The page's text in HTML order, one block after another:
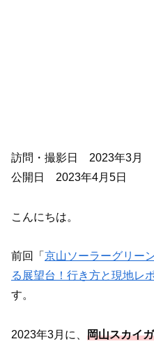
訪問・撮影日 2023年3月
公開日 2023年4月5日
こんにちは。
前回「 京山ソーラーグリー
る展望台！行き方と現地レ
す。
2023年3月に、 岡山スカイ